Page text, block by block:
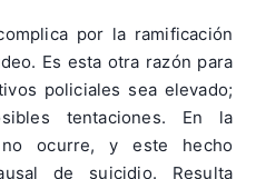
por la ramificación
Es esta otra razón para
policiales sea elevado;
tentaciones. En la
ocurre, y este hecho
de suicidio. Resulta